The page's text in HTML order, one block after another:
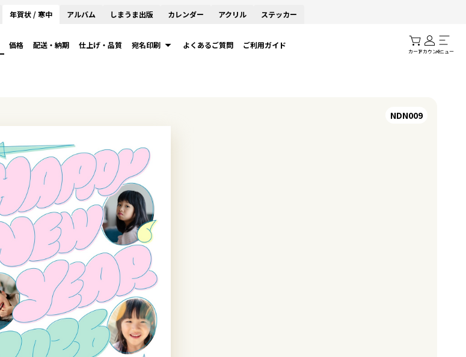
年賀状 / 寒中 アルバム しまうま出版 カレンダー アクリル ステッカー
価格 配送・納期 仕上げ・品質 宛名印刷 よくあるご質問 ご利用ガイド
カートアカウントメニュー
NDN009